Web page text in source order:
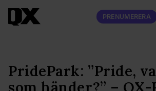
PRENUMERERA
PridePark: ”Pride,
som händer?” –